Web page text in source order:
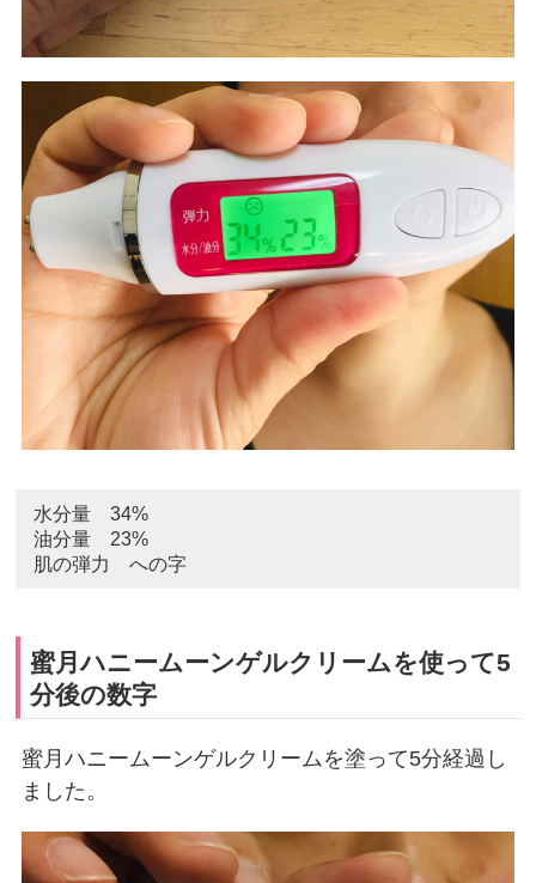
水分量 34%
油分量 23%
肌の弾力 への字
蜜月ハニームーンゲルクリームを使って5
分後の数字
蜜月ハニームーンゲルクリームを塗って5分経過し
ました。